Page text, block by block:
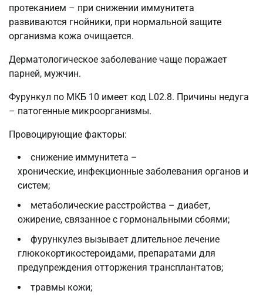
протеканием – при снижении иммунитета
развиваются гнойники, при нормальной защите
организма кожа очищается.
Дерматологическое заболевание чаще поражает
парней, мужчин.
Фурункул по МКБ 10 имеет код L02.8. Причины недуга
– патогенные микроорганизмы.
Провоцирующие факторы:
снижение иммунитета –
хронические, инфекционные заболевания органов и
систем;
метаболические расстройства – диабет,
ожирение, связанное с гормональными сбоями;
фурункулез вызывает длительное лечение
глюкокортикостероидами, препаратами для
предупреждения отторжения трансплантатов;
травмы кожи;